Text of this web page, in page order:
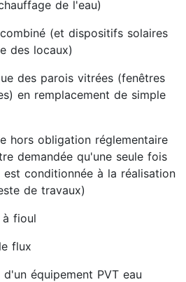
de l'eau)
(et dispositifs solaires
des locaux)
des parois vitrées (fenêtres
en remplacement de simple
hors obligation réglementaire
demandée qu'une seule fois
conditionnée à la réalisation
de travaux)
à fioul
flux
équipement PVT eau